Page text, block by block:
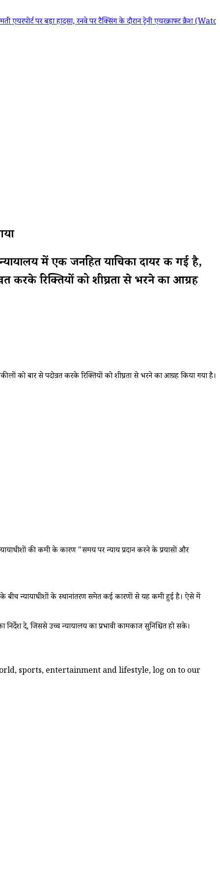
बड़ा हादसा, रनवे पर टैक्सिंग के दौरान ट्रेनी एयरक्राफ्ट क्रैश (Watch Video)
में एक जनहित याचिका दायर की गई है,
करके रिक्तियों को शीघ्रता से भरने का आग्रह
को बार से पदोन्नत करके रिक्तियों को शीघ्रता से भरने का आग्रह किया गया है।
की कमी के कारण "समय पर न्याय प्रदान करने के प्रयासों और
बीच न्यायाधीशों के स्थानांतरण समेत कई कारणों से यह कमी हुई है। ऐसे में
दे, जिससे उच्च न्यायालय का प्रभावी कामकाज सुनिश्चित हो सके।
sports, entertainment and lifestyle, log on to our